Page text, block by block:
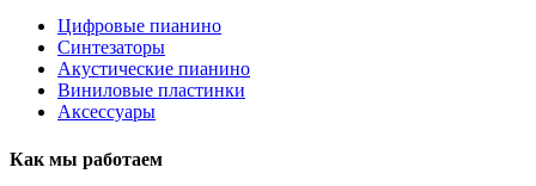
Цифровые пианино
Синтезаторы
Акустические пианино
Виниловые пластинки
Аксессуары
Как мы работаем